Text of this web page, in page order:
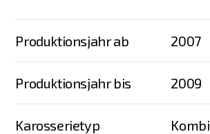
Produktionsjahr ab 2007
Produktionsjahr bis 2009
Karosserietyp Kombi